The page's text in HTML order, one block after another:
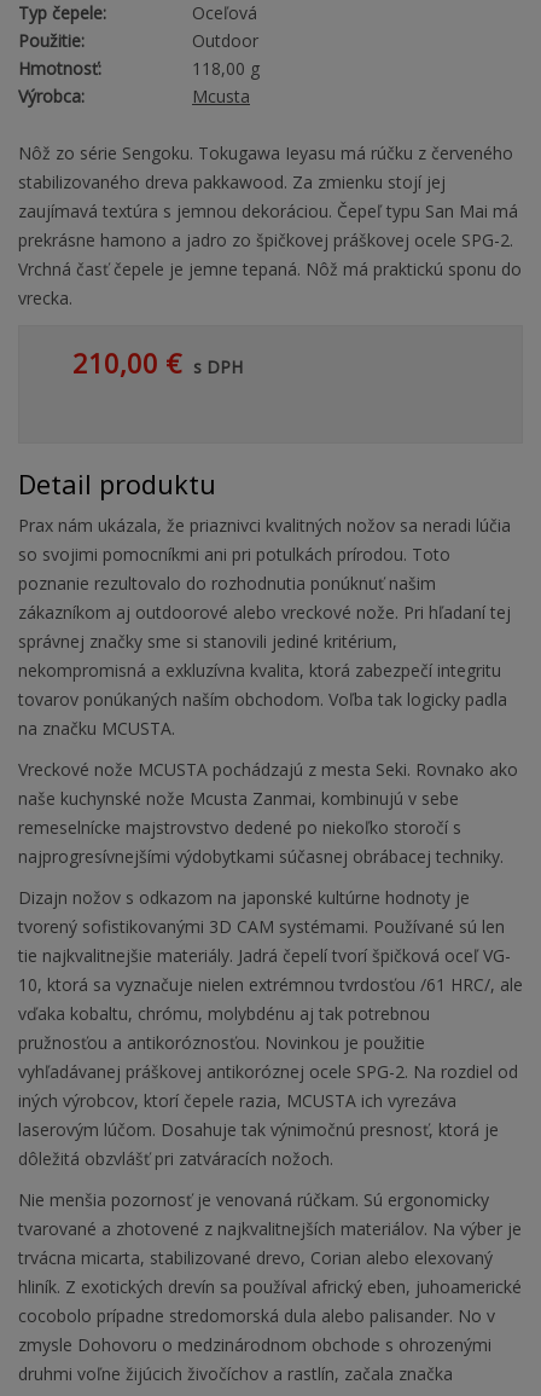
Typ čepele:
Oceľová
Použitie:
Outdoor
Hmotnosť:
118,00 g
Výrobca:
Mcusta
Nôž zo série Sengoku. Tokugawa Ieyasu má rúčku z červeného
stabilizovaného dreva pakkawood. Za zmienku stojí jej
zaujímavá textúra s jemnou dekoráciou. Čepeľ typu San Mai má
prekrásne hamono a jadro zo špičkovej práškovej ocele SPG-2.
Vrchná časť čepele je jemne tepaná. Nôž má praktickú sponu do
vrecka.
210,00 € s DPH
Detail produktu
Prax nám ukázala, že priaznivci kvalitných nožov sa neradi lúčia
so svojimi pomocníkmi ani pri potulkách prírodou. Toto
poznanie rezultovalo do rozhodnutia ponúknuť našim
zákazníkom aj outdoorové alebo vreckové nože. Pri hľadaní tej
správnej značky sme si stanovili jediné kritérium,
nekompromisná a exkluzívna kvalita, ktorá zabezpečí integritu
tovarov ponúkaných naším obchodom. Voľba tak logicky padla
na značku MCUSTA.
Vreckové nože MCUSTA pochádzajú z mesta Seki. Rovnako ako
naše kuchynské nože Mcusta Zanmai, kombinujú v sebe
remeselnícke majstrovstvo dedené po niekoľko storočí s
najprogresívnejšími výdobytkami súčasnej obrábacej techniky.
Dizajn nožov s odkazom na japonské kultúrne hodnoty je
tvorený sofistikovanými 3D CAM systémami. Používané sú len
tie najkvalitnejšie materiály. Jadrá čepelí tvorí špičková oceľ VG-
10, ktorá sa vyznačuje nielen extrémnou tvrdosťou /61 HRC/, ale
vďaka kobaltu, chrómu, molybdénu aj tak potrebnou
pružnosťou a antikoróznosťou. Novinkou je použitie
vyhľadávanej práškovej antikoróznej ocele SPG-2. Na rozdiel od
iných výrobcov, ktorí čepele razia, MCUSTA ich vyrezáva
laserovým lúčom. Dosahuje tak výnimočnú presnosť, ktorá je
dôležitá obzvlášť pri zatváracích nožoch.
Nie menšia pozornosť je venovaná rúčkam. Sú ergonomicky
tvarované a zhotovené z najkvalitnejších materiálov. Na výber je
trvácna micarta, stabilizované drevo, Corian alebo elexovaný
hliník. Z exotických drevín sa používal africký eben, juhoamerické
cocobolo prípadne stredomorská dula alebo palisander. No v
zmysle Dohovoru o medzinárodnom obchode s ohrozenými
druhmi voľne žijúcich živočíchov a rastlín, začala značka